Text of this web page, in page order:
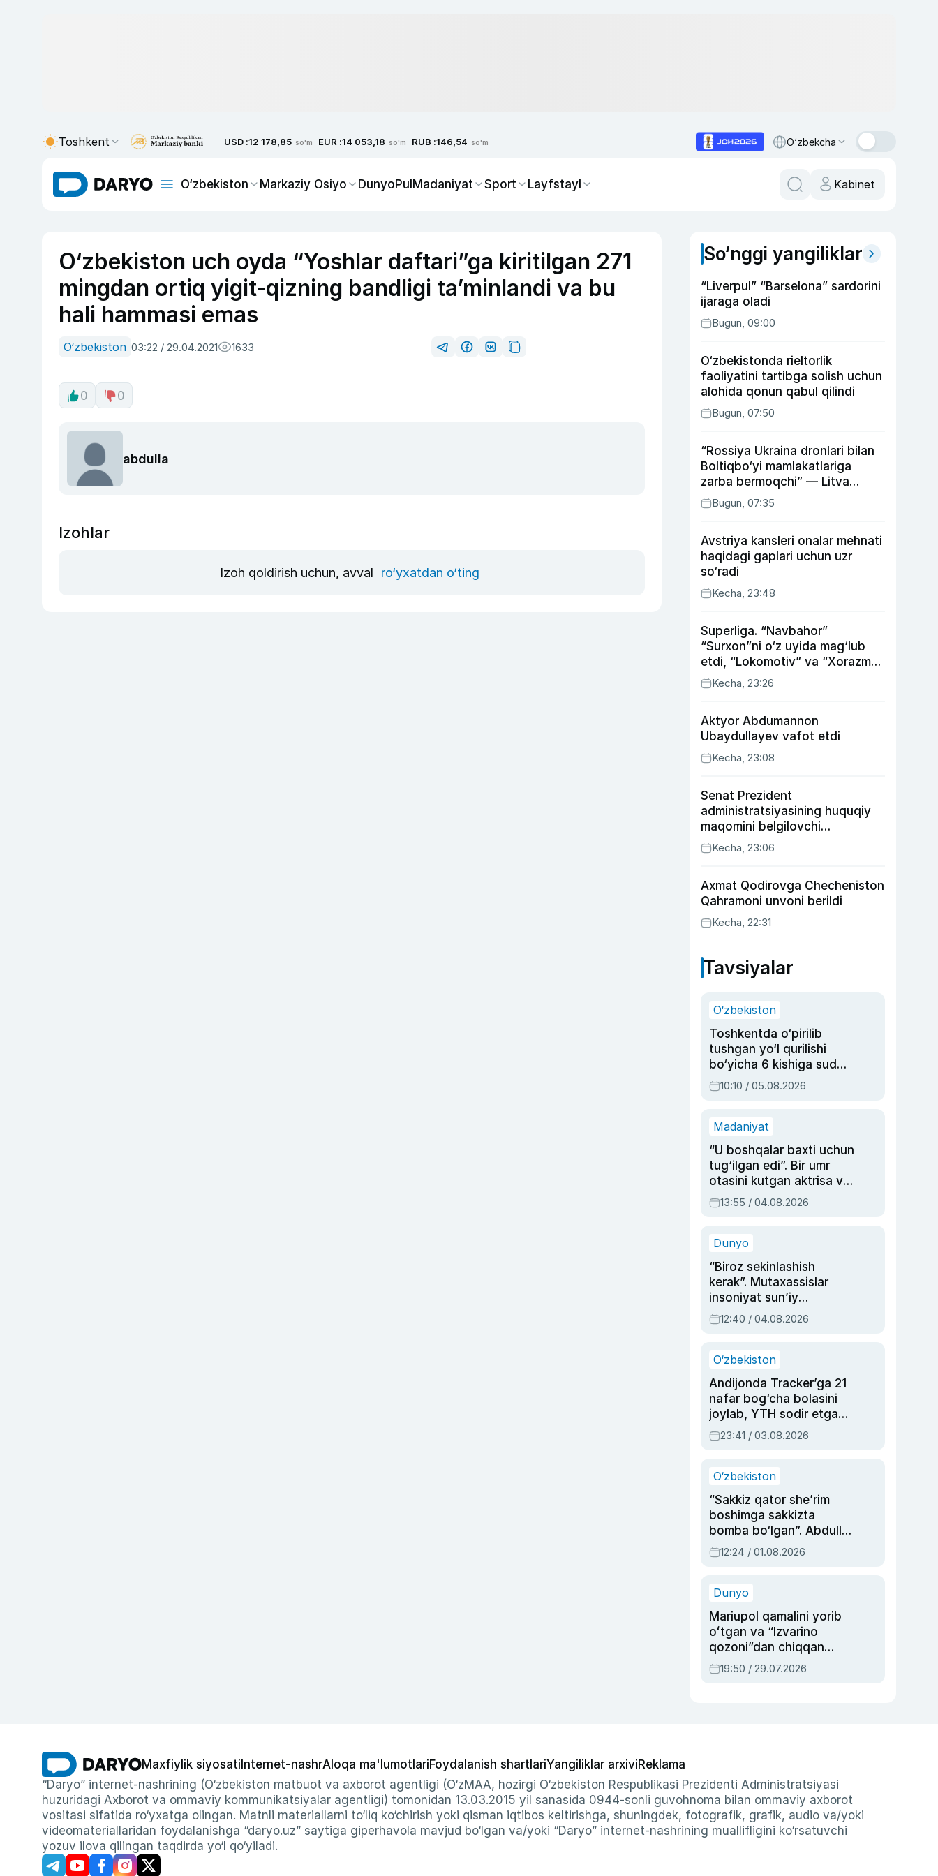
Toshkent USD :12 178,85 so'm EUR :14 053,18 so'm RUB :146,54 so'm O‘zbekcha
O‘zbekiston Markaziy Osiyo DunyoPulMadaniyat Sport Layfstayl Kabinet
O‘zbekiston uch oyda “Yoshlar daftari”ga kiritilgan 271
mingdan ortiq yigit-qizning bandligi ta’minlandi va bu
hali hammasi emas
O‘zbekiston 03:22 / 29.04.2021 1633
0 0
abdulla
Izohlar
Izoh qoldirish uchun, avval ro‘yxatdan o‘ting
So‘nggi yangiliklar
“Liverpul” “Barselona” sardorini
ijaraga oladi
Bugun, 09:00
O‘zbekistonda rieltorlik
faoliyatini tartibga solish uchun
alohida qonun qabul qilindi
Bugun, 07:50
“Rossiya Ukraina dronlari bilan
Boltiqbo‘yi mamlakatlariga
zarba bermoqchi” — Litva
mudofaa vaziri
Bugun, 07:35
Avstriya kansleri onalar mehnati
haqidagi gaplari uchun uzr
so‘radi
Kecha, 23:48
Superliga. “Navbahor”
“Surxon”ni o‘z uyida mag‘lub
etdi, “Lokomotiv” va “Xorazm”
uyda g‘alaba qozondi
Kecha, 23:26
Aktyor Abdu­mannon
Ubaydullayev vafot etdi
Kecha, 23:08
Senat Prezident
administratsiyasining huquqiy
maqomini belgilovchi
konstitutsiyaviy qonunni
ma’qulladi
Kecha, 23:06
Axmat Qodirovga Checheniston
Qahramoni unvoni berildi
Kecha, 22:31
Tavsiyalar
O‘zbekiston
Toshkentda o‘pirilib
tushgan yo‘l qurilishi
bo‘yicha 6 kishiga sud
hukmi o‘qildi
10:10 / 05.08.2026
Madaniyat
“U boshqalar baxti uchun
tug‘ilgan edi”. Bir umr
otasini kutgan aktrisa va
dublyaj ustasi Rimma
Ahmedovaning
13:55 / 04.08.2026
Dunyo
“Biroz sekinlashish
kerak”. Mutaxassislar
insoniyat sun’iy
intellektni boshqara
olmay qolishidan xavotir
12:40 / 04.08.2026
O‘zbekiston
Andijonda Tracker’ga 21
nafar bog‘cha bolasini
joylab, YTH sodir etgan
ayolga sud hukmi o‘qildi
23:41 / 03.08.2026
O‘zbekiston
“Sakkiz qator she’rim
boshimga sakkizta
bomba bo‘lgan”. Abdulla
Oripovni siyosiy
ayblovlardan asrab
12:24 / 01.08.2026
Dunyo
Mariupol qamalini yorib
oʻtgan va “Izvarino
qozoni”dan chiqqan
qahramon — Ukraina
armiyasi bosh
19:50 / 29.07.2026
Maxfiylik siyosati Internet-nashrAloqa ma'lumotlariFoydalanish shartlariYangiliklar arxiviReklama
“Daryo” internet-nashrining (O‘zbekiston matbuot va axborot agentligi (O‘zMAA, hozirgi O‘zbekiston Respublikasi Prezidenti Administratsiyasi
huzuridagi Axborot va ommaviy kommunikatsiyalar agentligi) tomonidan 13.03.2015 yil sanasida 0944-sonli guvohnoma bilan ommaviy axborot
vositasi sifatida ro‘yxatga olingan. Matnli materiallarni to‘liq ko‘chirish yoki qisman iqtibos keltirishga, shuningdek, fotografik, grafik, audio va/yoki
videomateriallaridan foydalanishga “daryo.uz” saytiga giperhavola mavjud bo‘lgan va/yoki “Daryo” internet-nashrining muallifligini ko‘rsatuvchi
yozuv ilova qilingan taqdirda yo‘l qo‘yiladi.